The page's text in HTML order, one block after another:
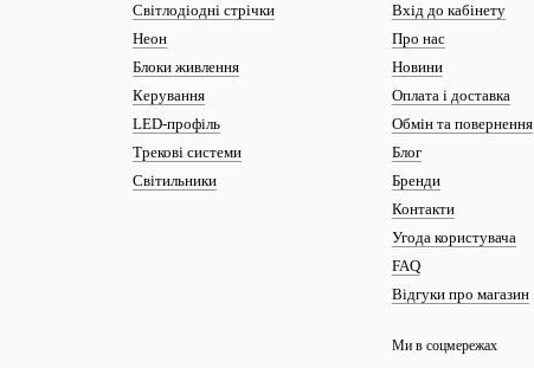
Світлодіодні стрічки
Неон
Блоки живлення
Керування
LED-профіль
Трекові системи
Світильники
Вхід до кабінету
Про нас
Новини
Оплата і доставка
Обмін та повернення
Блог
Бренди
Контакти
Угода користувача
FAQ
Відгуки про магазин
Ми в соцмережах